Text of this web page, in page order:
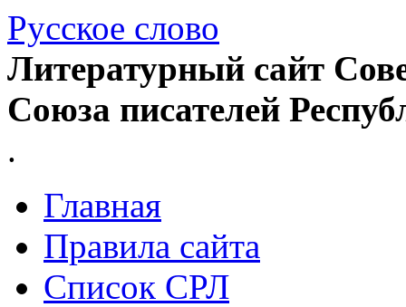
Русское слово
Литературный сайт
Союза писателей
.
Главная
Правила сайта
Список СРЛ